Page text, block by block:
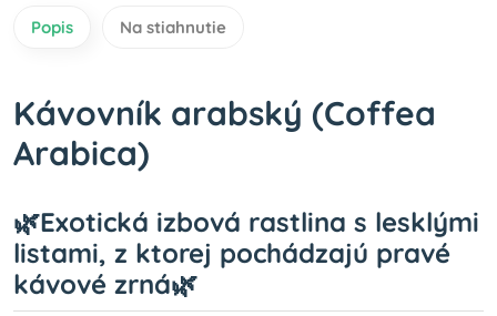
Popis Na stiahnutie
Kávovník arabský (Coffea
Arabica)
🌿Exotická izbová rastlina s lesklými
listami, z ktorej pochádzajú pravé
kávové zrná🌿